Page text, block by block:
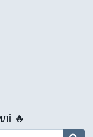
🔥